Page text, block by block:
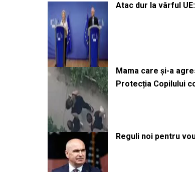
Atac dur la vârful UE:
Mama care și-a
Protecția Copilului
Reguli noi pentru